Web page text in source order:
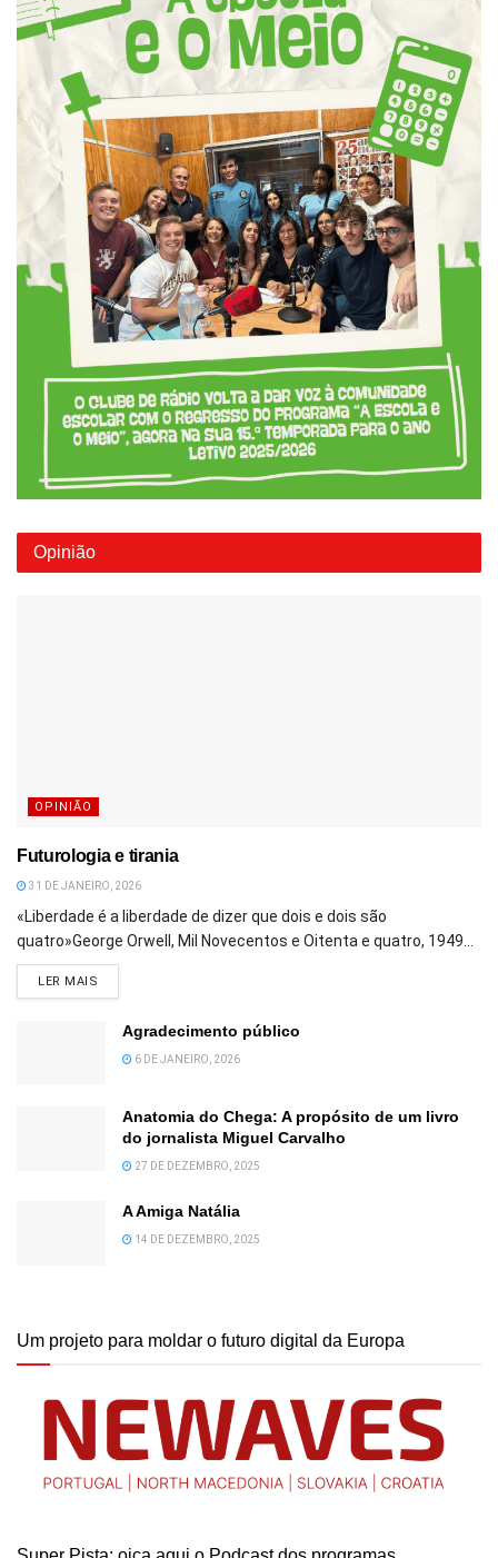
Opinião
OPINIÃO
Futurologia e tirania
31 DE JANEIRO, 2026
«Liberdade é a liberdade de dizer que dois e dois são
quatro»George Orwell, Mil Novecentos e Oitenta e quatro, 1949...
LER MAIS
Agradecimento público
6 DE JANEIRO, 2026
Anatomia do Chega: A propósito de um livro
do jornalista Miguel Carvalho
27 DE DEZEMBRO, 2025
A Amiga Natália
14 DE DEZEMBRO, 2025
Um projeto para moldar o futuro digital da Europa